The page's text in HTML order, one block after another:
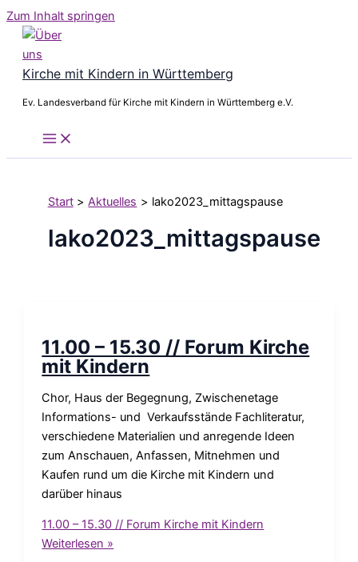
Zum Inhalt springen
Kirche mit Kindern in Württemberg
Ev. Landesverband für Kirche mit Kindern in Württemberg e.V.
Start Aktuelles lako2023_mittagspause
lako2023_mittagspause
11.00 – 15.30 // Forum Kirche
mit Kindern
Chor, Haus der Begegnung, Zwischenetage
Informations- und Verkaufsstände Fachliteratur,
verschiedene Materialien und anregende Ideen
zum Anschauen, Anfassen, Mitnehmen und
Kaufen rund um die Kirche mit Kindern und
darüber hinaus
11.00 – 15.30 // Forum Kirche mit Kindern
Weiterlesen »